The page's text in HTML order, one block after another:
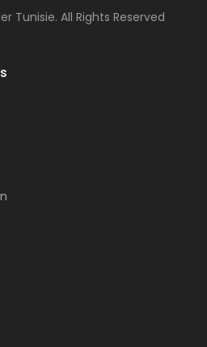
Tunisie. All Rights Reserved